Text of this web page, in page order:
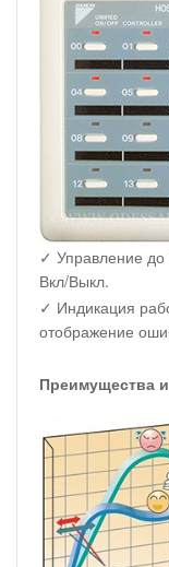
✓ Управление до
Вкл/Выкл.
✓ Индикация
отображение
Преимущества